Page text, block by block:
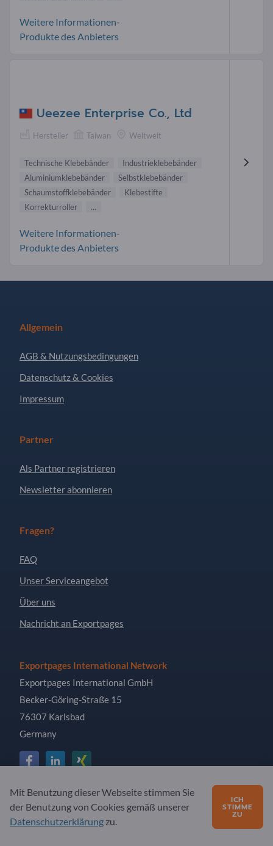
Weitere Informationen-
Produkte des Anbieters
Ueezee Enterprise Co., Ltd
Hersteller Taiwan Weltweit
Technische Klebebänder
Industrieklebebänder
Aluminiumklebebänder
Selbstklebebänder
Schaumstoffklebebänder
Klebestifte
Korrekturroller
...
Weitere Informationen-
Produkte des Anbieters
Allgemein
AGB & Nutzungsbedingungen
Datenschutz & Cookies
Impressum
Partner
Als Partner registrieren
Newsletter abonnieren
Fragen?
FAQ
Unser Serviceangebot
Über uns
Nachricht an Exportpages
Exportpages International Network
Exportpages International GmbH
Becker-Göring-Straße 15
76307 Karlsbad
Germany
Copyright © 2026 Exportpages International GmbH. Alle
Rechte vorbehalten.
Mit Benutzung dieser Webseite stimmen Sie
der Benutzung von Cookies gemäß unserer
Datenschutzerklärung zu.
ICH
STIMME
ZU